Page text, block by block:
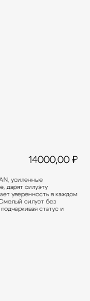
14000,00 ₽
усиленные
дарят силуэту
уверенность в каждом
силуэт без
статус и